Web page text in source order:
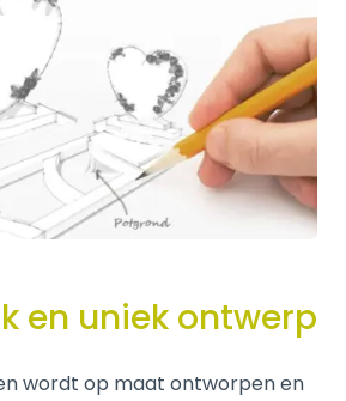
en uniek ontwerp
wordt op maat ontworpen en